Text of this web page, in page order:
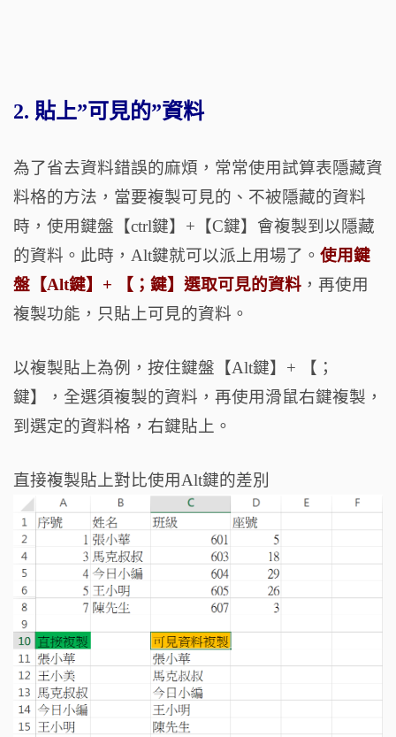
2. 貼上”可見的”資料
為了省去資料錯誤的麻煩，常常使用試算表隱藏資
料格的方法，當要複製可見的、不被隱藏的資料
時，使用鍵盤【ctrl鍵】+【C鍵】會複製到以隱藏
的資料。此時，Alt鍵就可以派上用場了。 使用鍵
盤【Alt鍵】+ 【；鍵】選取可見的資料 ，再使用
複製功能，只貼上可見的資料。
以複製貼上為例，按住鍵盤【Alt鍵】+ 【；
鍵】，全選須複製的資料，再使用滑鼠右鍵複製，
到選定的資料格，右鍵貼上。
直接複製貼上對比使用Alt鍵的差別